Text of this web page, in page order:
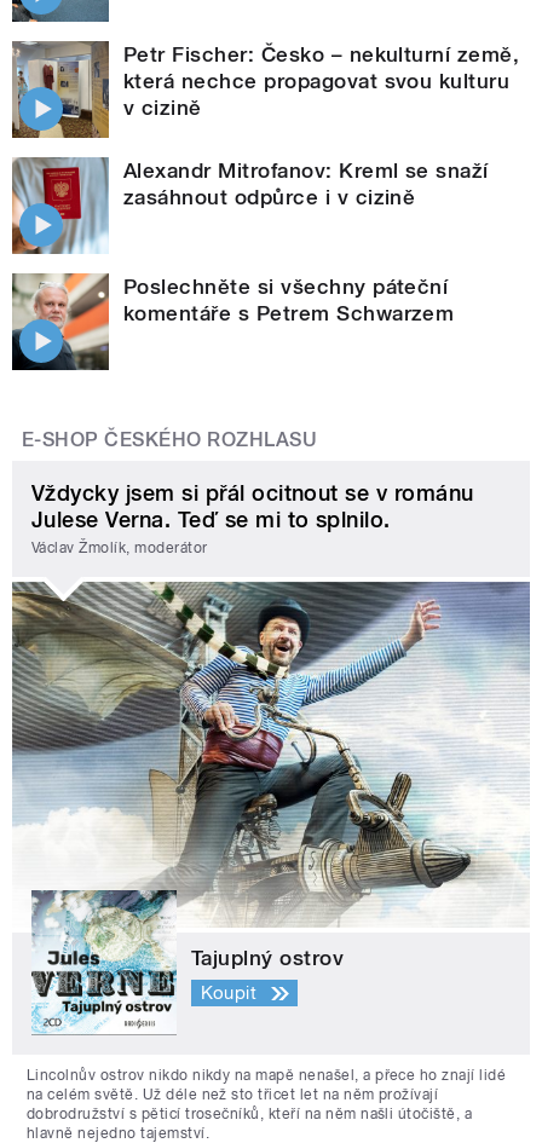
Petr Fischer: Česko – nekulturní země,
která nechce propagovat svou kulturu
v cizině
Alexandr Mitrofanov: Kreml se snaží
zasáhnout odpůrce i v cizině
Poslechněte si všechny páteční
komentáře s Petrem Schwarzem
E-SHOP ČESKÉHO ROZHLASU
Vždycky jsem si přál ocitnout se v románu
Julese Verna. Teď se mi to splnilo.
Václav Žmolík, moderátor
Tajuplný ostrov
Koupit
Lincolnův ostrov nikdo nikdy na mapě nenašel, a přece ho znají lidé
na celém světě. Už déle než sto třicet let na něm prožívají
dobrodružství s pěticí trosečníků, kteří na něm našli útočiště, a
hlavně nejedno tajemství.